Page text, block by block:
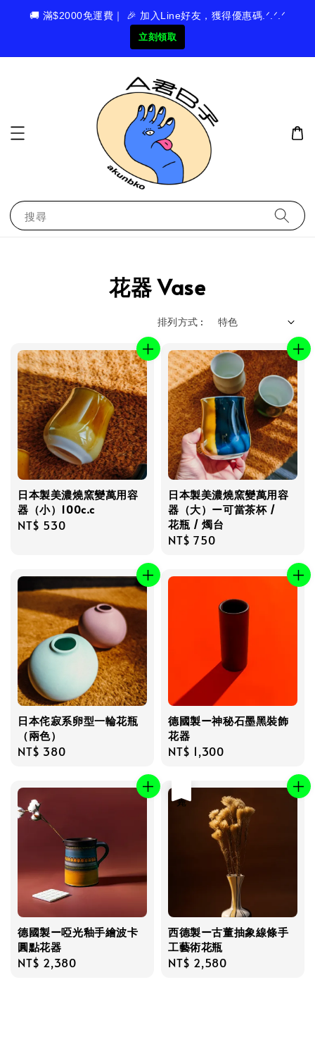
🚚 滿$2000免運費｜ 🎉 加入Line好友，獲得優惠碼.ᐟ.ᐟ.ᐟ
立刻領取
搜尋
花器 Vase
排列方式 :
日本製美濃燒窯變萬用容
器（小）100c.c
Regular
NT$ 530
日本製美濃燒窯變萬用容
器（大）ー可當茶杯 /
花瓶 / 燭台
Regular
NT$ 750
日本侘寂系卵型一輪花瓶
（兩色）
Regular
NT$ 380
德國製ー神秘石墨黑裝飾
花器
Regular
NT$ 1,300
德國製ー啞光釉手繪波卡
圓點花器
Regular
NT$ 2,380
西德製ー古董抽象線條手
工藝術花瓶
Regular
NT$ 2,580